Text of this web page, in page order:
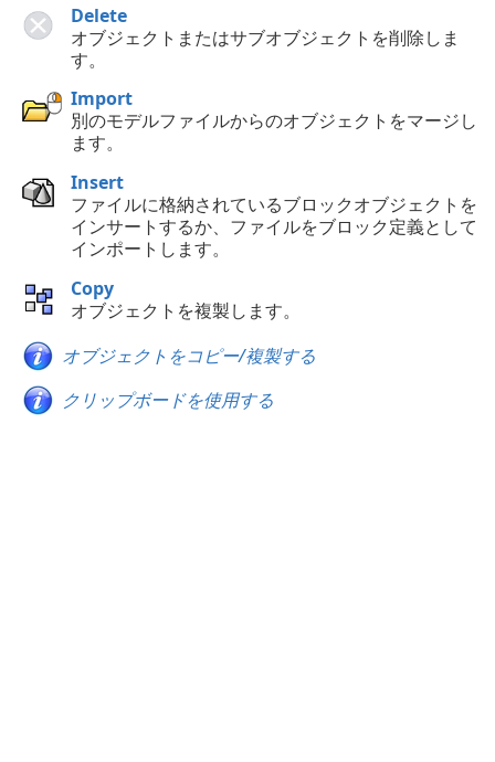
Delete
オブジェクトまたはサブオブジェクトを削除しま
す。
Import
別のモデルファイルからのオブジェクトをマージし
ます。
Insert
ファイルに格納されているブロックオブジェクトを
インサートするか、ファイルをブロック定義として
インポートします。
Copy
オブジェクトを複製します。
オブジェクトをコピー/複製する
クリップボードを使用する